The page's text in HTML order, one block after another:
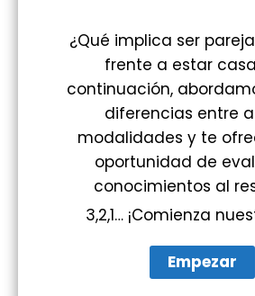
¿Qué implica ser
frente a estar
continuación,
diferencias entre
modalidades y te
oportunidad de
conocimientos al
3,2,1… ¡Comienza